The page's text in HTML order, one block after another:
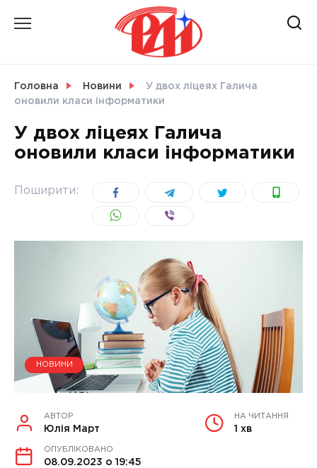
УКРАЇНА
Головна Новини
У двох ліцеях Галича
оновили класи інформатики
У двох ліцеях Галича
оновили класи інформатики
Поширити:
НОВИНИ
АВТОР
Юлія Март
НА ЧИТАННЯ
1 хв
ОПУБЛІКОВАНО
08.09.2023 о 19:45